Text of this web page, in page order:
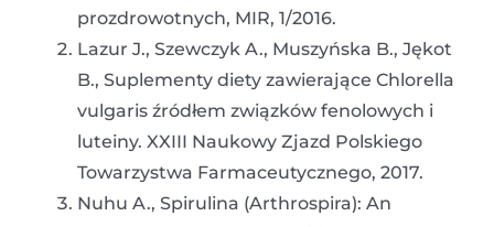
prozdrowotnych, MIR, 1/2016.
Lazur J., Szewczyk A., Muszyńska B., Jękot
B., Suplementy diety zawierające Chlorella
vulgaris źródłem związków fenolowych i
luteiny. XXIII Naukowy Zjazd Polskiego
Towarzystwa Farmaceutycznego, 2017.
Nuhu A., Spirulina (Arthrospira): An